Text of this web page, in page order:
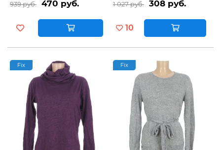
939 руб. 470 руб. 1 027 руб. 308 руб.
10
Fix Fix